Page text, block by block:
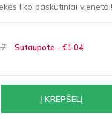
liko paskutiniai vienetai!
Sutaupote - €1 04